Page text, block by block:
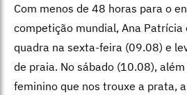
Com menos de 48 horas para o
competição mundial, Ana Patrícia
quadra na sexta-feira (09.08) e
de praia. No sábado (10.08),
feminino que nos trouxe a prata,